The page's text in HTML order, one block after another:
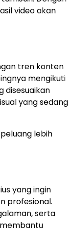
video akan
tren konten
mengikuti
disesuaikan
yang sedang
lebih
yang ingin
profesional.
serta